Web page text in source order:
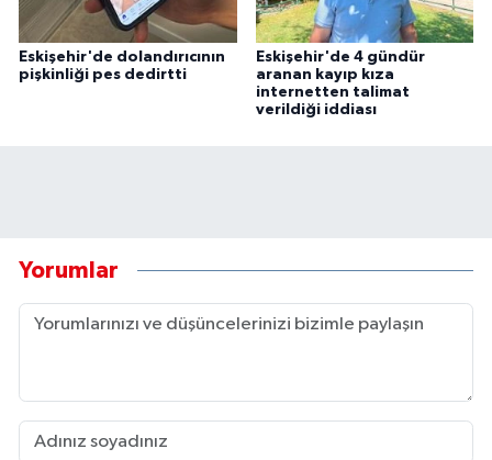
Eskişehir'de dolandırıcının
pişkinliği pes dedirtti
Eskişehir'de 4 gündür
aranan kayıp kıza
internetten talimat
verildiği iddiası
Yorumlar